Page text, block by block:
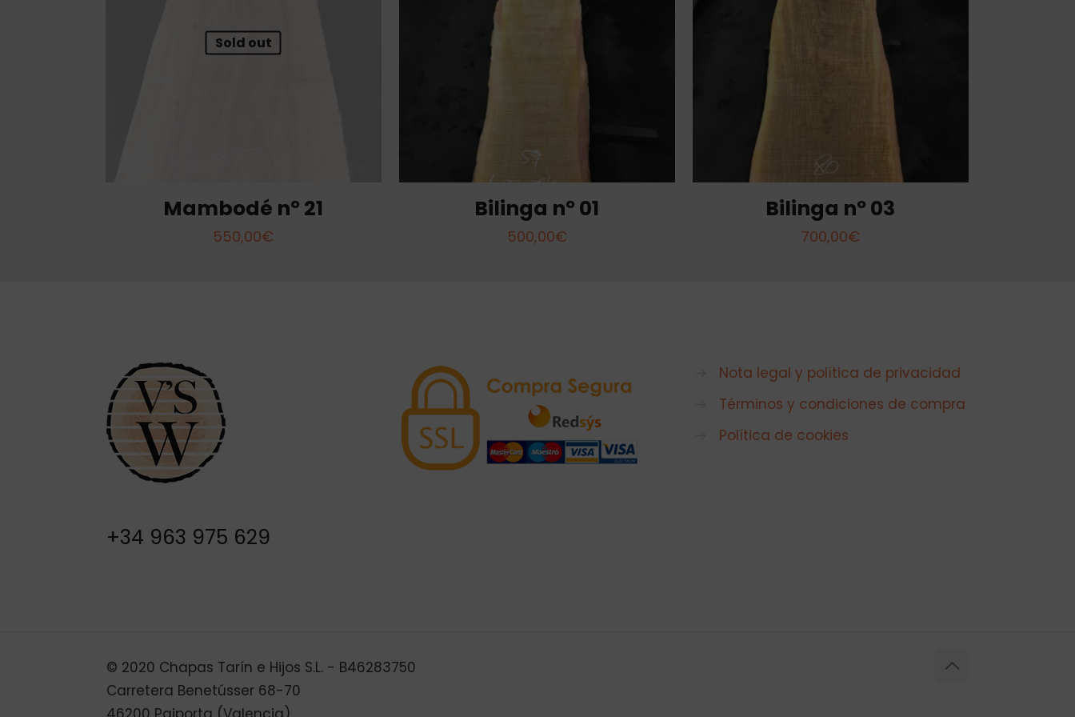
Sold out
Mambodé nº 21
550,00€
Bilinga nº 01
500,00€
Bilinga nº 03
700,00€
+34 963 975 629
Nota legal y política de privacidad
Términos y condiciones de compra
Política de cookies
© 2020 Chapas Tarín e Hijos S.L. - B46283750
Carretera Benetússer 68-70